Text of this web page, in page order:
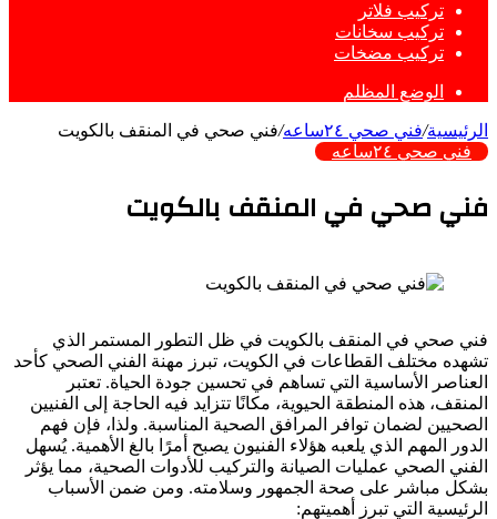
تركيب فلاتر
تركيب سخانات
تركيب مضخات
الوضع المظلم
الرئيسية/فني صحي ٢٤ساعه /فني صحي في المنقف بالكويت
فني صحي ٢٤ساعه
فني صحي في المنقف بالكويت
فني صحي في المنقف بالكويت في ظل التطور المستمر الذي
تشهده مختلف القطاعات في الكويت، تبرز مهنة الفني الصحي كأحد
العناصر الأساسية التي تساهم في تحسين جودة الحياة. تعتبر
المنقف، هذه المنطقة الحيوية، مكانًا تتزايد فيه الحاجة إلى الفنيين
الصحيين لضمان توافر المرافق الصحية المناسبة. ولذا، فإن فهم
الدور المهم الذي يلعبه هؤلاء الفنيون يصبح أمرًا بالغ الأهمية. يُسهل
الفني الصحي عمليات الصيانة والتركيب للأدوات الصحية، مما يؤثر
بشكل مباشر على صحة الجمهور وسلامته. ومن ضمن الأسباب
الرئيسية التي تبرز أهميتهم: